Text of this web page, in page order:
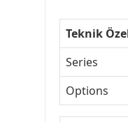
Teknik
Series
Options